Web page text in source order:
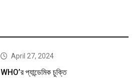
April 27, 2024
WHO’র প্যান্ডেমিক চুক্তি